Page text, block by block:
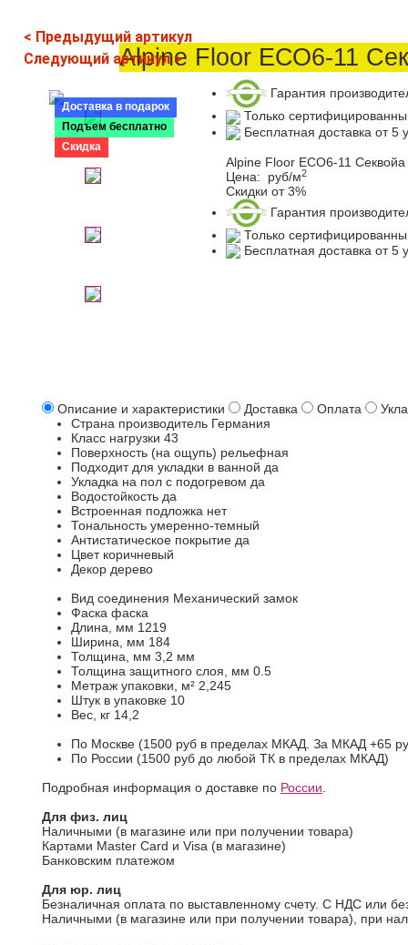
< Предыдущий артикул
Следующий артикул >Alpine Floor ЕСО6-11
Доставка в подарок
Подъем бесплатно
Скидка
Гарантия
Только
Бесплатная доставка от 5
Alpine Floor ЕСО6-11 Секвойа
Цена:
руб/м2
Скидки от 3%
Гарантия
Только
Бесплатная доставка от 5
Описание и характеристики Доставка Оплата
Страна производитель Германия
Класс нагрузки 43
Поверхность (на ощупь) рельефная
Подходит для укладки в ванной да
Укладка на пол c подогревом да
Водостойкость да
Встроенная подложка нет
Тональность умеренно-темный
Антистатическое покрытие да
Цвет коричневый
Декор дерево
Вид соединения Механический замок
Фаска фаска
Длина, мм 1219
Ширина, мм 184
Толщина, мм 3,2 мм
Толщина защитного слоя, мм 0.5
Метраж упаковки, м² 2,245
Штук в упаковке 10
Вес, кг 14,2
По Москве (1500 руб в пределах МКАД. За МКАД +65
По России (1500 руб до любой ТК в пределах МКАД)
Подробная информация о доставке по России.
Для физ. лиц
Наличными (в магазине или при получении товара)
Картами Master Card и Visa (в магазине)
Банковским платежом
Для юр. лиц
Безналичная оплата по выставленному счету. С НДС или
Наличными (в магазине или при получении товара), при